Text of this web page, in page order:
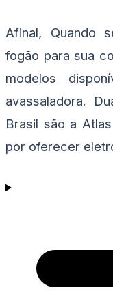
Afinal, Quando
fogão para sua
modelos
avassaladora.
Brasil são a
por oferecer